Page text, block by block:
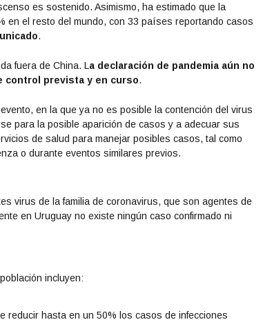
es sostenido. Asimismo, ha estimado que la
en el resto del mundo, con 33 países reportando casos
.
fuera de China. L a declaración de pandemia aún no
control prevista y en curso.
en la que ya no es posible la contención del virus
para la posible aparición de casos y a adecuar sus
de salud para manejar posibles casos, tal como
o durante eventos similares previos.
virus de la familia de coronavirus, que son agentes de
en Uruguay no existe ningún caso confirmado ni
incluyen:
reducir hasta en un 50% los casos de infecciones